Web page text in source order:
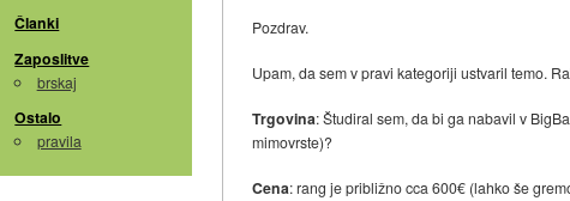
Članki
Zaposlitve
brskaj
Ostalo
pravila
Pozdrav.
Upam, da sem v pravi kategoriji ustvaril temo.
Trgovina: Študiral sem, da bi ga nabavil v
mimovrste)?
Cena: rang je približno cca 600€ (lahko še